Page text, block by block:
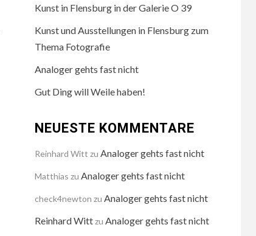
Kunst in Flensburg in der Galerie O 39
Kunst und Ausstellungen in Flensburg zum
Thema Fotografie
Analoger gehts fast nicht
Gut Ding will Weile haben!
NEUESTE KOMMENTARE
Reinhard Witt zu Analoger gehts fast nicht
Matthias zu Analoger gehts fast nicht
check4newton zu Analoger gehts fast nicht
Reinhard Wittzu Analoger gehts fast nicht